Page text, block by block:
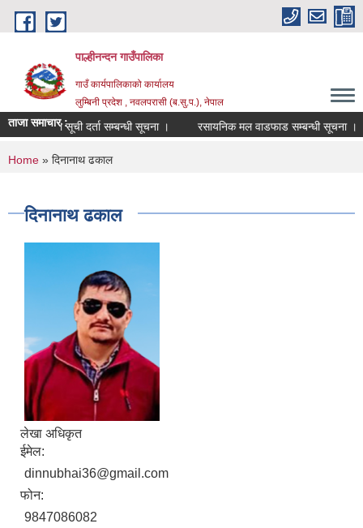
Skip to main content
पाल्हीनन्दन गाउँपालिका
गाउँ कार्यपालिकाको कार्यालय
लुम्बिनी प्रदेश , नवलपरासी (ब.सु.प.), नेपाल
ताजा समाचार :
प्रशिक्षकको सूची दर्ता सम्बन्धी सूचना । रसायनिक मल वाडफाड सम्बन्धी सूचना ।
You are here
Home » दिनानाथ ढकाल
दिनानाथ ढकाल
लेखा अधिकृत
ईमेल:
dinnubhai36@gmail.com
फोन:
9847086082